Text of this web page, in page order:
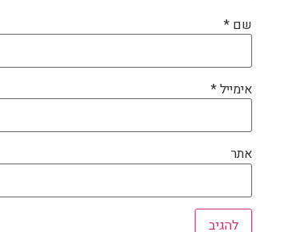
שם *
אימייל*
אתר